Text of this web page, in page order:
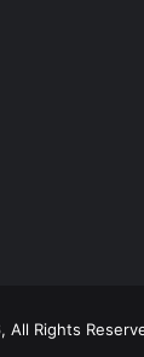
All Rights